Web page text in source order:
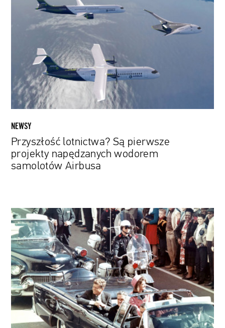
napędzanych
samolotów
Airbusa
NEWSY
Przyszłość lotnictwa? Są pierwsze
projekty napędzanych wodorem
samolotów Airbusa
Nie
kto,
ale
dlaczego.
Jest
fragment
nowego
dokumentu
Olivera
Stone'a